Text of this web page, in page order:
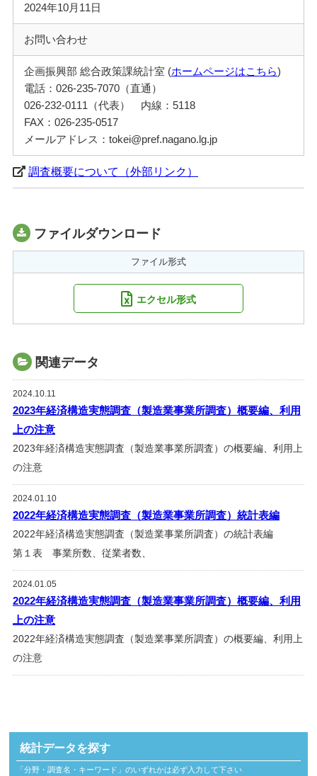
2024年10月11日
お問い合わせ
企画振興部 総合政策課統計室 (ホームページはこちら)
電話：026-235-7070（直通）
026-232-0111（代表） 内線：5118
FAX：026-235-0517
メールアドレス：tokei@pref.nagano.lg.jp
調査概要について（外部リンク）
ファイルダウンロード
ファイル形式
エクセル形式
関連データ
2024.10.11
2023年経済構造実態調査（製造業事業所調査）概要編、利用
上の注意
2023年経済構造実態調査（製造業事業所調査）の概要編、利用上
の注意
2024.01.10
2022年経済構造実態調査（製造業事業所調査）統計表編
2022年経済構造実態調査（製造業事業所調査）の統計表編
第１表 事業所数、従業者数、
2024.01.05
2022年経済構造実態調査（製造業事業所調査）概要編、利用
上の注意
2022年経済構造実態調査（製造業事業所調査）の概要編、利用上
の注意
統計データを探す
「分野・調査名・キーワード」のいずれかは必ず入力して下さい